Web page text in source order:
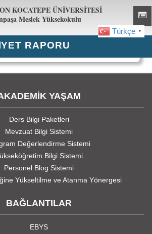
KOCATEPE ÜNİVERSİTESİ
Meslek Yüksekokulu
Türkçe ▼
RAPORU
YAŞAM
Ders Bilgi Paketleri
Mevzuat Bilgi Sistemi
Değerlendirme Sistemi
Bilgi Sistemi
Personel Blog Sistemi
Yükseltilme ve Atanma Yönergesi
BAĞLANTILAR
EBYS